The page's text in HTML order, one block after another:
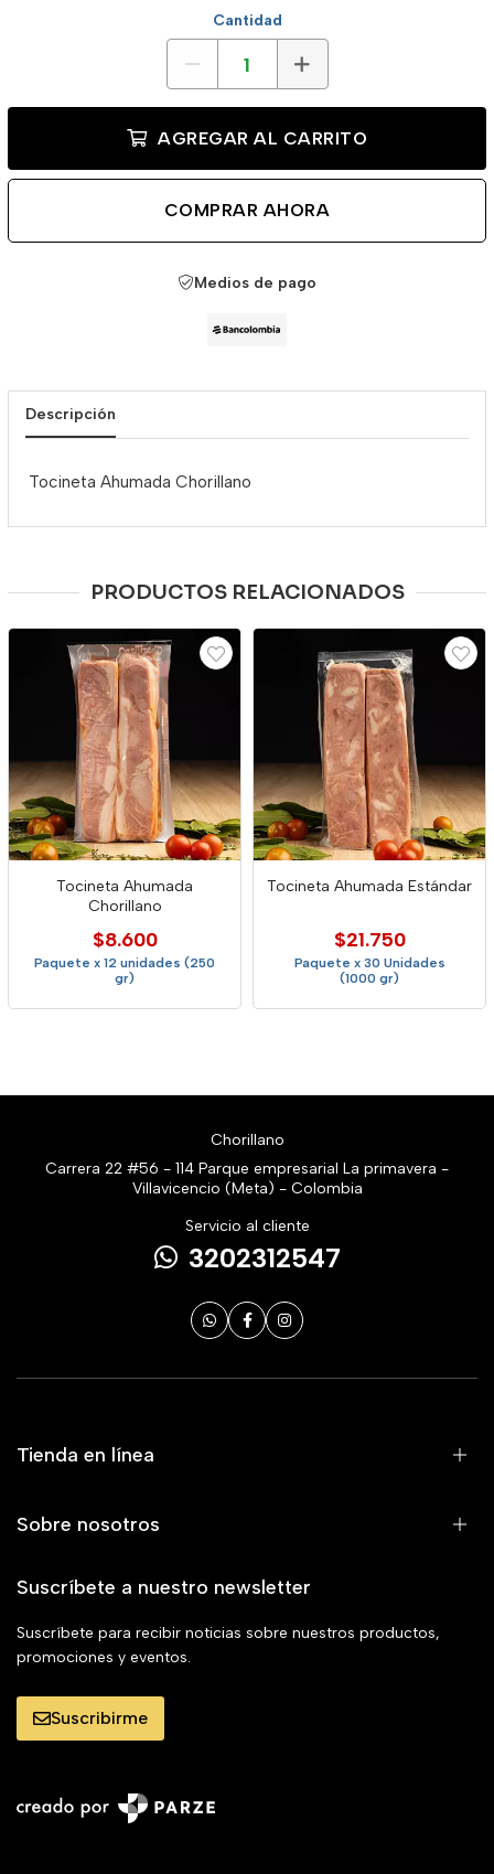
Cantidad
AGREGAR AL CARRITO
COMPRAR AHORA
Medios de pago
Descripción
Tocineta Ahumada Chorillano
PRODUCTOS RELACIONADOS
Tocineta Ahumada
Chorillano
$8.600
Paquete x 12 unidades (250
gr)
Tocineta Ahumada Estándar
$21.750
Paquete x 30 Unidades
(1000 gr)
Chorillano
Carrera 22 #56 - 114 Parque empresarial La primavera -
Villavicencio (Meta) - Colombia
Servicio al cliente
3202312547
Tienda en línea
Sobre nosotros
Suscríbete a nuestro newsletter
Suscríbete para recibir noticias sobre nuestros productos,
promociones y eventos.
Suscribirme